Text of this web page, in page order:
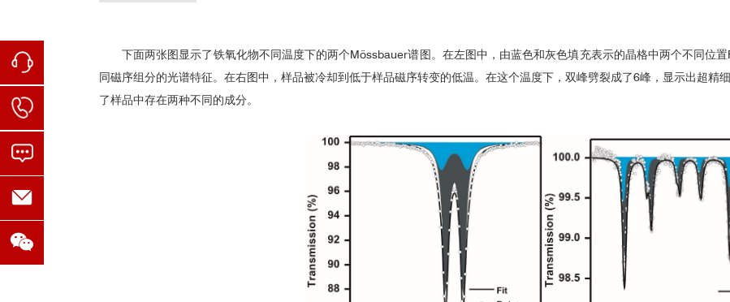
下面两张图显示了铁氧化物不同温度下的两个Mössbauer谱图。在左图中，由蓝色和灰色填充表示的晶格中两个不同位
同磁序组分的光谱特征。在右图中，样品被冷却到低于样品磁序转变的低温。在这个温度下，双峰劈裂成了6峰，显示出超精
了样品中存在两种不同的成分。